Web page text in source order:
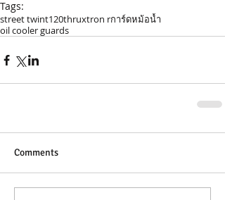
Tags:
street twint120thruxtron rการ์ดหม้อน้ำ
oil cooler guards
Comments